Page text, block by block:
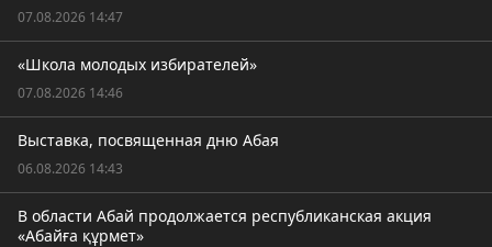
07.08.2026 14:47
«Школа молодых избирателей»
07.08.2026 14:46
Выставка, посвященная дню Абая
06.08.2026 14:43
В области Абай продолжается республиканская акция
«Абайға құрмет»